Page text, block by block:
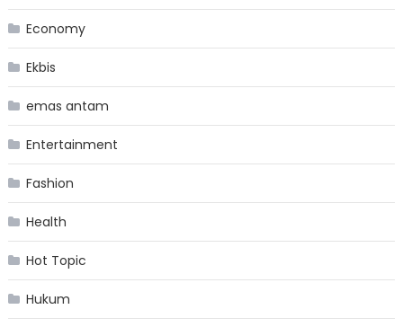
Economy
Ekbis
emas antam
Entertainment
Fashion
Health
Hot Topic
Hukum